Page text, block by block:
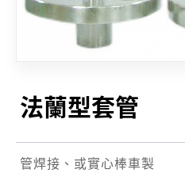
法蘭型套管
管焊接、或實心棒車製